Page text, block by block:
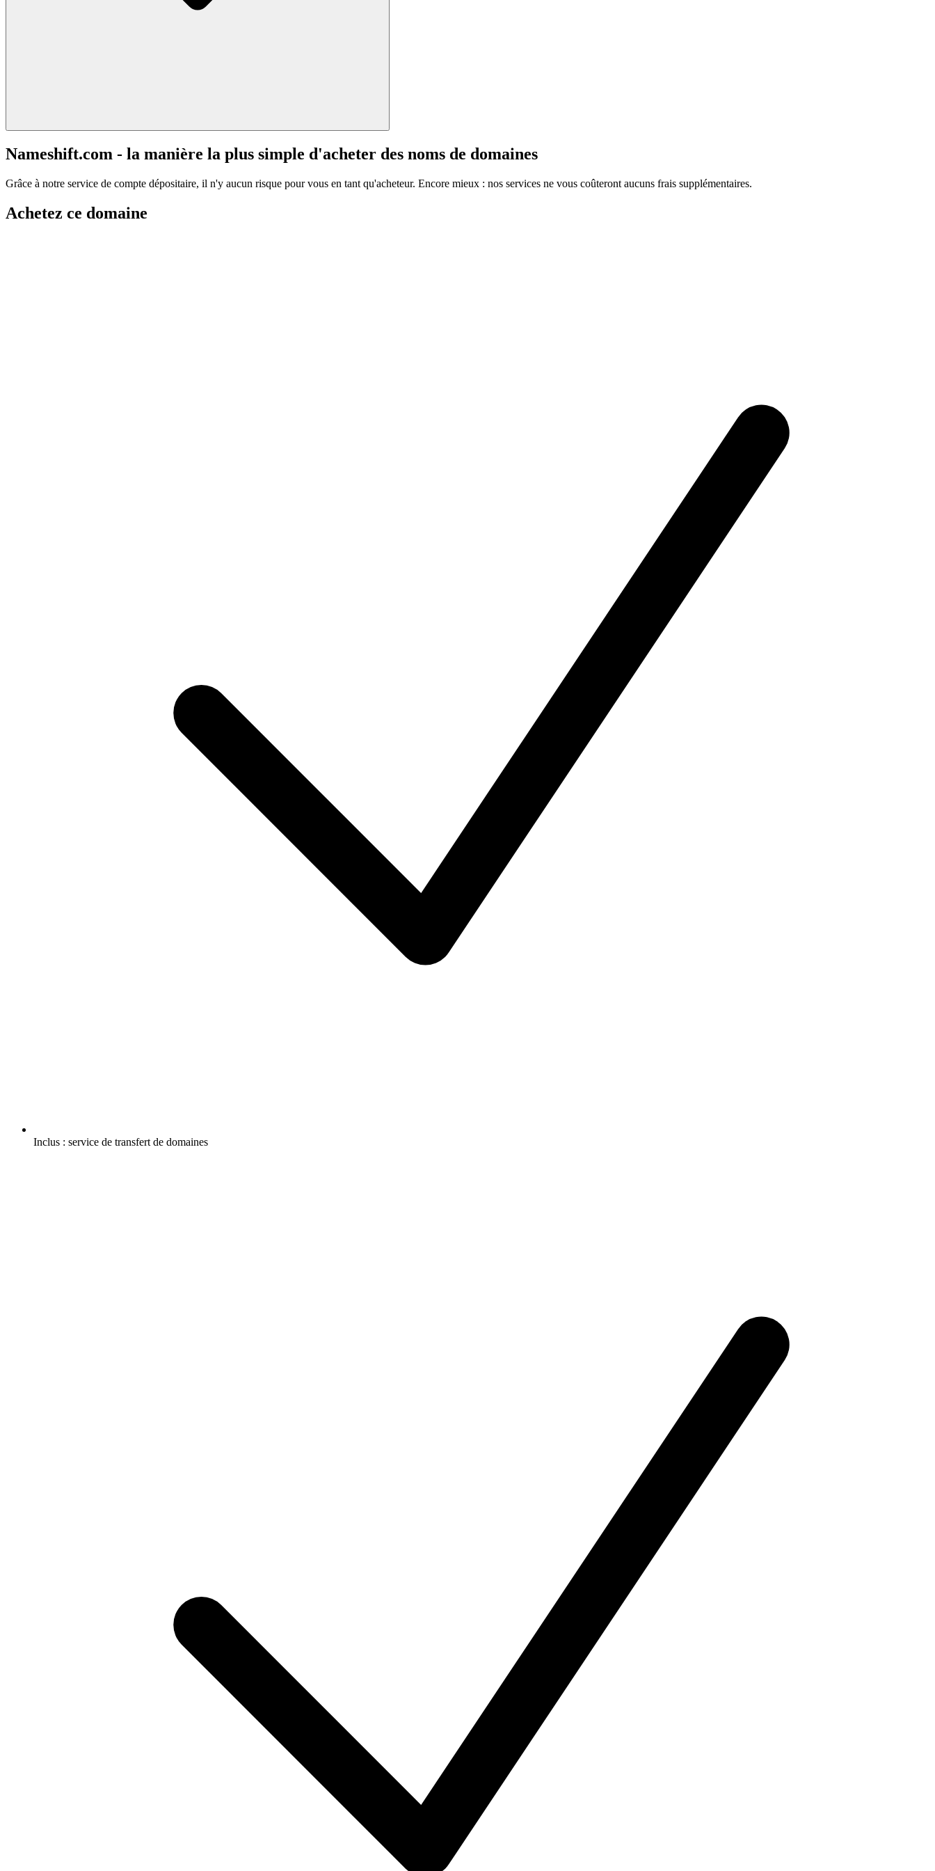
Nameshift.com - la manière la plus simple d'acheter des noms de domaines
Grâce à notre service de compte dépositaire, il n'y aucun risque pour vous en tant qu'acheteur. Encore mieux : nos services ne vous coûteront aucuns frais supplémentaires.
Achetez ce domaine
Inclus : service de transfert de domaines